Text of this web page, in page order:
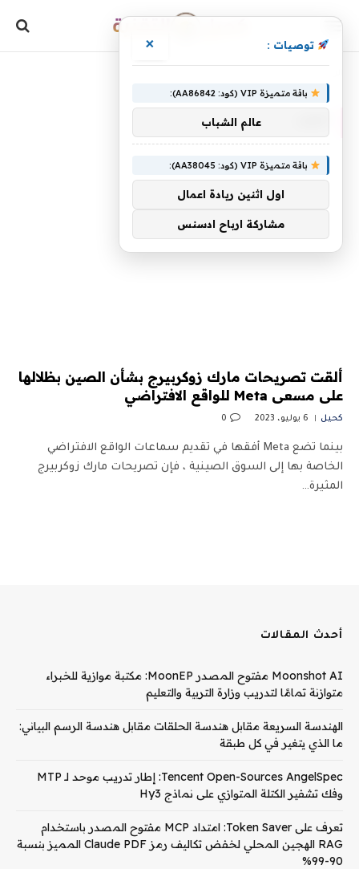
ألقت تصريحات مارك زوكربيرج بشأن الصين بظلالها
على مسعى Meta للواقع الافتراضي
كحيل 6 يوليو، 2023 0
بينما تضع Meta أفقها في تقديم سماعات الواقع الافتراضي
الخاصة بها إلى السوق الصينية ، فإن تصريحات مارك زوكربيرج
المثيرة…
أحدث المقالات
Moonshot AI مفتوح المصدر MoonEP: مكتبة موازية للخبراء
متوازنة تمامًا لتدريب وزارة التربية والتعليم
الهندسة السريعة مقابل هندسة الحلقات مقابل هندسة الرسم البياني:
ما الذي يتغير في كل طبقة
Tencent Open-Sources AngelSpec: إطار تدريب موحد لـ MTP
وفك تشفير الكتلة المتوازي على نماذج Hy3
تعرف على Token Saver: امتداد MCP مفتوح المصدر باستخدام
RAG الهجين المحلي لخفض تكاليف رمز Claude PDF المميز بنسبة
90-99%
توصيات : ×
باقة متميزة VIP (كود: AA86842):
عالم الشباب
باقة متميزة VIP (كود: AA38045):
اول اثنين ريادة اعمال
مشاركة ارباح ادسنس